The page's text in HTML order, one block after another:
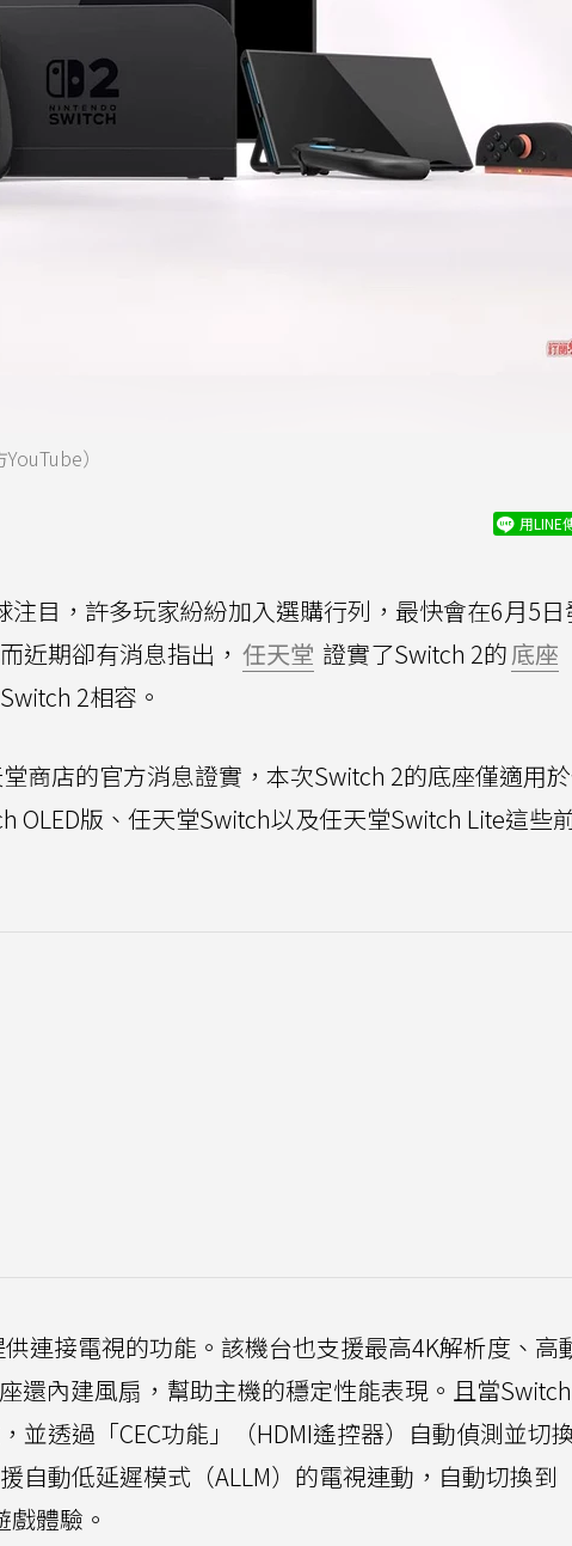
）
用LINE
注目，許多玩家紛紛加入選購行列，最快會在6月5日
近期卻有消息指出， 任天堂 證實了Switch 2的底座
2相容。
商店的官方消息證實，本次Switch 2的底座僅適用
OLED版、任天堂Switch以及任天堂Switch Lite這些
連接電視的功能。該機台也支援最高4K解析度、高
還內建風扇，幫助主機的穩定性能表現。且當
並透過「CEC功能」（HDMI遙控器）自動偵測並切
自動低延遲模式（ALLM）的電視連動，自動切換到
體驗。